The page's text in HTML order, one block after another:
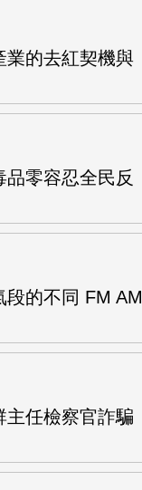
業的去紅契機與
零容忍全民反
的不同 FM AM
主任檢察官詐騙